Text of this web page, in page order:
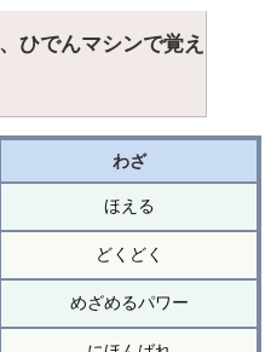
、ひでんマシンで覚え
わざ
ほえる
どくどく
めざめるパワー